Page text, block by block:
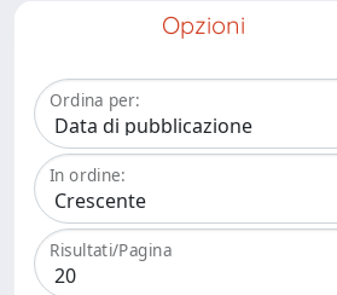
Opzioni
Ordina per:
In ordine:
Risultati/Pagina